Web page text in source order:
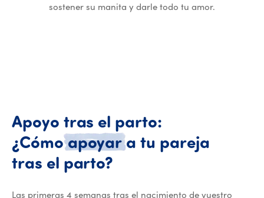
sostener su manita y darle todo tu amor.
Apoyo tras el parto:
¿Cómo apoyar a tu pareja
tras el parto?
Las primeras 4 semanas tras el nacimiento de vuestro